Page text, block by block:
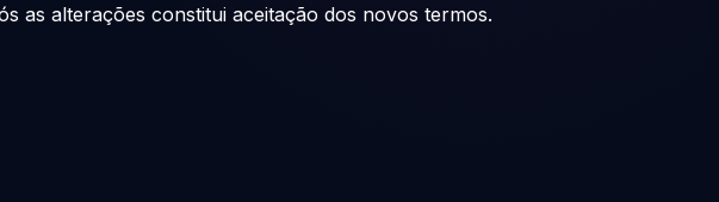
as alterações constitui aceitação dos novos termos.